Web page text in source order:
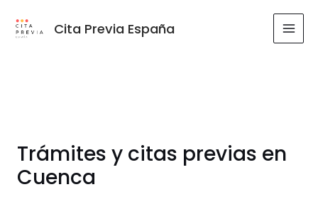
Cita Previa España
Trámites y citas previas en
Cuenca